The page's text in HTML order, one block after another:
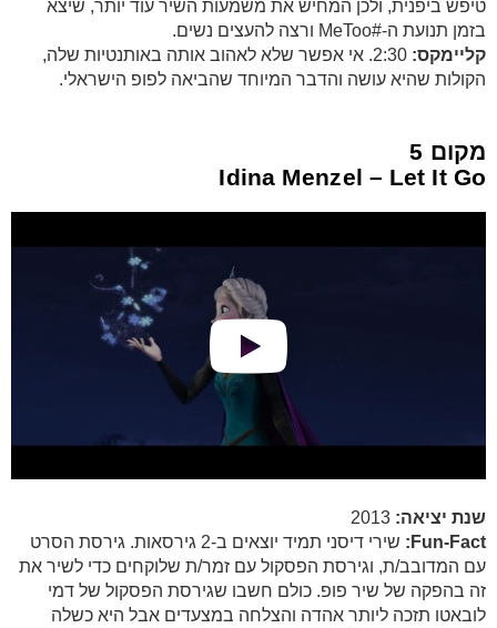
טיפש ביפנית, ולכן המחיש את משמעות השיר עוד יותר, שיצא
בזמן תנועת ה-#MeToo ורצה להעצים נשים.
קליימקס:
2:30. אי אפשר שלא לאהוב אותה באותנטיות שלה,
הקולות שהיא עושה והדבר המיוחד שהביאה לפופ הישראלי.
מקום 5
Idina Menzel – Let It Go
שנת יציאה:
Fun-Fact:
שירי דיסני תמיד יוצאים ב-2 גירסאות. גירסת הסרט
עם המדובב/ת, וגירסת הפסקול עם זמר/ת שלוקחים כדי לשיר את
זה בהפקה של שיר פופ. כולם חשבו שגירסת הפסקול של דמי
לובאטו תזכה ליותר אהדה והצלחה במצעדים אבל היא כשלה